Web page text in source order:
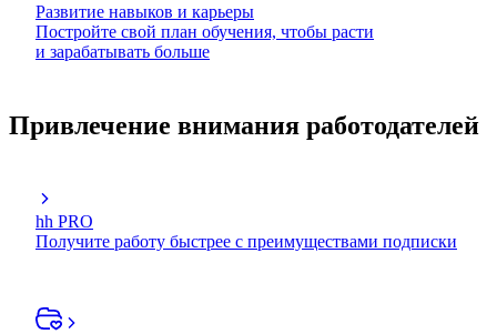
Развитие навыков и карьеры
Постройте свой план обучения, чтобы расти
и зарабатывать больше
Привлечение внимания работодателей
hh PRO
Получите работу быстрее с преимуществами подписки